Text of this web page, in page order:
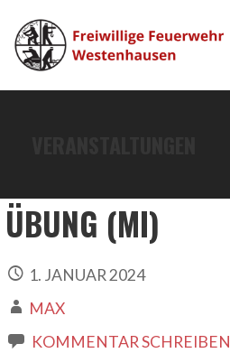
Inhalt
springen
ÜBUNG (MI)
1. JANUAR 2024
MAX
KOMMENTAR SCHREIBEN